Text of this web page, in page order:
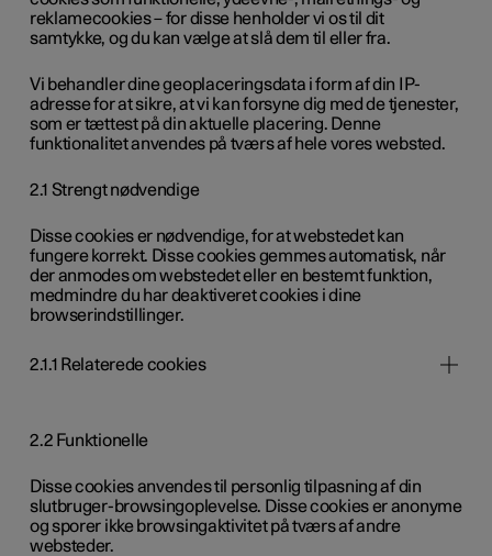
reklamecookies – for disse henholder vi os til dit
samtykke, og du kan vælge at slå dem til eller fra.
Vi behandler dine geoplaceringsdata i form af din IP-
adresse for at sikre, at vi kan forsyne dig med de tjenester,
som er tættest på din aktuelle placering. Denne
funktionalitet anvendes på tværs af hele vores websted.
2.1 Strengt nødvendige
Disse cookies er nødvendige, for at webstedet kan
fungere korrekt. Disse cookies gemmes automatisk, når
der anmodes om webstedet eller en bestemt funktion,
medmindre du har deaktiveret cookies i dine
browserindstillinger.
2.1.1 Relaterede cookies
2.2 Funktionelle
Disse cookies anvendes til personlig tilpasning af din
slutbruger-browsingoplevelse. Disse cookies er anonyme
og sporer ikke browsingaktivitet på tværs af andre
websteder.